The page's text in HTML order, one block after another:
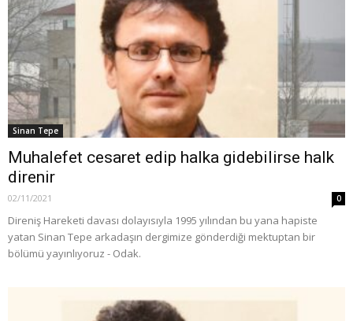
Sinan Tepe
Muhalefet cesaret edip halka gidebilirse halk
direnir
02/11/2021 0
Direniş Hareketi davası dolayısıyla 1995 yılından bu yana hapiste
yatan Sinan Tepe arkadaşın dergimize gönderdiği mektuptan bir
bölümü yayınlıyoruz - Odak.